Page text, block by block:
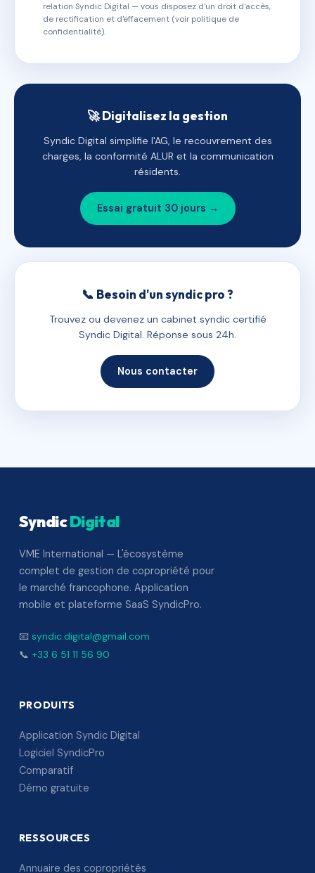
relation Syndic Digital — vous disposez d'un droit d'accès,
de rectification et d'effacement (voir politique de
confidentialité).
🚀 Digitalisez la gestion
Syndic Digital simplifie l'AG, le recouvrement des
charges, la conformité ALUR et la communication
résidents.
Essai gratuit 30 jours →
📞 Besoin d'un syndic pro ?
Trouvez ou devenez un cabinet syndic certifié
Syndic Digital. Réponse sous 24h.
Nous contacter
SyndicDigital
VME International — L'écosystème
complet de gestion de copropriété pour
le marché francophone. Application
mobile et plateforme SaaS SyndicPro.
📧 syndic.digital@gmail.com
📞 +33 6 51 11 56 90
PRODUITS
Application Syndic Digital
Logiciel SyndicPro
Comparatif
Démo gratuite
RESSOURCES
Annuaire des copropriétés